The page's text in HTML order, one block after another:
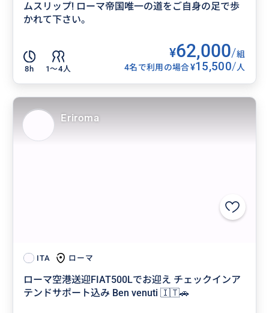
ムスリップ! ローマ帝国唯一の道をご自身の足で歩
かれて下さい。
8h 1〜4人
¥62,000/組
4名で利用の場合¥15,500/人
ITA ローマ
ローマ空港送迎FIAT500Lでお迎え チェックインア
テンドサポート込み Ben venuti 🇮🇹🚗
Eriroma